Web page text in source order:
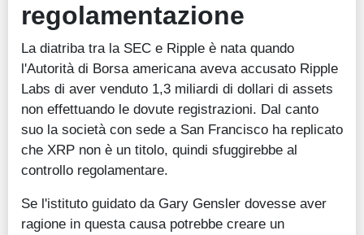
regolamentazione
La diatriba tra la SEC e Ripple è nata quando
l'Autorità di Borsa americana aveva accusato Ripple
Labs di aver venduto 1,3 miliardi di dollari di assets
non effettuando le dovute registrazioni. Dal canto
suo la società con sede a San Francisco ha replicato
che XRP non è un titolo, quindi sfuggirebbe al
controllo regolamentare.
Se l'istituto guidato da Gary Gensler dovesse aver
ragione in questa causa potrebbe creare un